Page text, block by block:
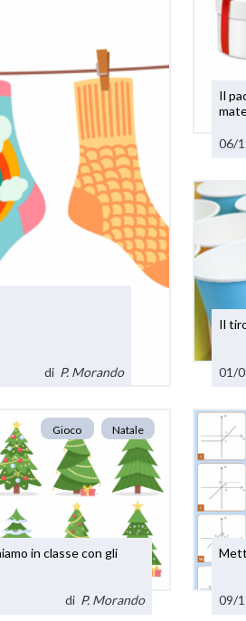
di P. Morando
Il
06/
Il
01/
Gioco Natale
in classe con gli
di P. Morando 09/